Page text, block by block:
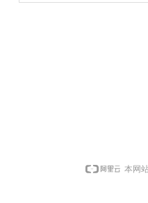
本网